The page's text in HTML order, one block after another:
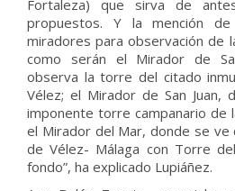
Fortaleza) que sirva de
propuestos. Y la mención
miradores para observación de
como serán el Mirador de
observa la torre del citado
Vélez; el Mirador de San Juan,
imponente torre campanario de
el Mirador del Mar, donde se ve
de Vélez- Málaga con Torre
fondo”, ha explicado Lupiáñez.